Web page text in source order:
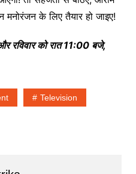
के लिए तैयार हो जाइए!
रविवार को रात11:00 बजे,
Television